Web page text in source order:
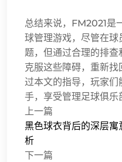
总结来说，FM2021是
球管理游戏，尽管在球
题，但通过合理的排
克服这些障碍，重新
过本文的指导，玩家
手，享受管理足球俱乐
上一篇
黑色球衣背后的深层
析
下一篇